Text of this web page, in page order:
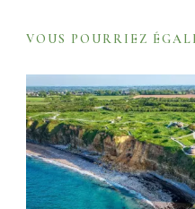
i
o
n
VOUS POURRIEZ